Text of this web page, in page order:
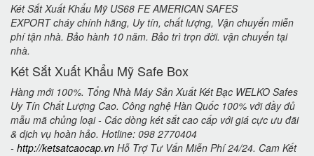
Két Sắt Xuất Khẩu Mỹ US68 FE AMERICAN SAFES
EXPORT cháy chính hãng, Uy tín, chất lượng, Vận chuyển miễn
phí tận nhà. Bảo hành 10 năm. Bảo trì trọn đời. vận chuyển tại
nhà.
Két Sắt Xuất Khẩu Mỹ Safe Box
Hàng mới 100%. Tổng Nhà Máy Sản Xuất Két Bạc WELKO Safes
Uy Tín Chất Lượng Cao. Công nghệ Hàn Quốc 100% với đầy đủ
mẫu mã chủng loại - Các dòng két sắt cao cấp với giá cực ưu đãi
& dịch vụ hoàn hảo. Hotline: 098 2770404
- http://ketsatcaocap.vn Hỗ Trợ Tư Vấn Miễn Phí 24/24. Cam Kết